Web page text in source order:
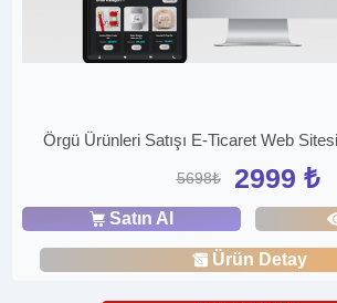
Örgü Ürünleri Satışı E-Ticaret Web
5698₺ 2999 ₺
Satın Al
Ürün Detay